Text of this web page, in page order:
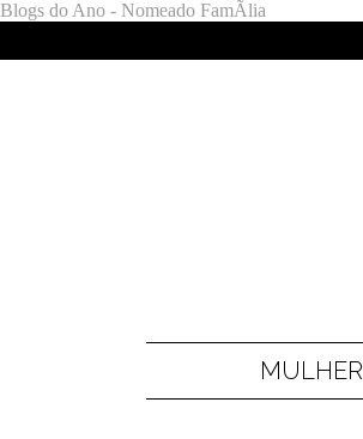
Blogs do Ano - Nomeado FamÃ­lia
MULHER